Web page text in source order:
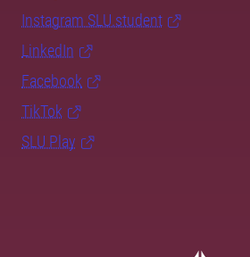
Instagram SLU.student
LinkedIn
Facebook
TikTok
SLU Play